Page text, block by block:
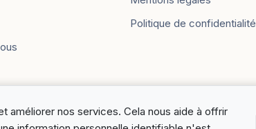
améliorer nos services. Cela nous aide à offrir
Politique de confidentialité